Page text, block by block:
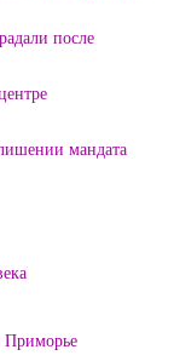
после
мандата
Приморье